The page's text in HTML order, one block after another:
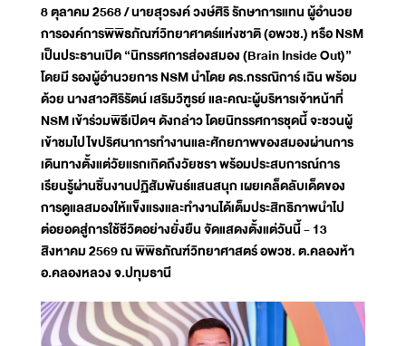
8 ตุลาคม 2568 / นายสุวรงค์ วงษ์ศิริ รักษาการแทน ผู้อำนวย
การองค์การพิพิธภัณฑ์วิทยาศาตร์แห่งชาติ (อพวช.) หรือ NSM
เป็นประธานเปิด “นิทรรศการส่องสมอง (Brain Inside Out)”
โดยมี รองผู้อำนวยการ NSM นำโดย ดร.กรรณิการ์ เฉิน พร้อม
ด้วย นางสาวศิริรัตน์ เสริมวิฑูรย์ และคณะผู้บริหารเจ้าหน้าที่
NSM เข้าร่วมพิธีเปิดฯ ดังกล่าว โดยนิทรรศการชุดนี้ จะชวนผู้
เข้าชมไปไขปริศนาการทำงานและศักยภาพของสมองผ่านการ
เดินทางตั้งแต่วัยแรกเกิดถึงวัยชรา พร้อมประสบการณ์การ
เรียนรู้ผ่านชิ้นงานปฏิสัมพันธ์แสนสนุก เผยเคล็ดลับเด็ดของ
การดูแลสมองให้แข็งแรงและทำงานได้เต็มประสิทธิภาพนำไป
ต่อยอดสู่การใช้ชีวิตอย่างยั่งยืน จัดแสดงตั้งแต่วันนี้ - 13
สิงหาคม 2569 ณ พิพิธภัณฑ์วิทยาศาสตร์ อพวช. ต.คลองห้า
อ.คลองหลวง จ.ปทุมธานี